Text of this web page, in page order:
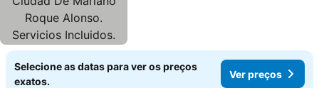
Selecione as datas para ver os preços
exatos.
Ver preços